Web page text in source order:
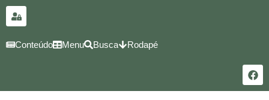
conteúdo
Conteúdo Menu Busca Rodapé